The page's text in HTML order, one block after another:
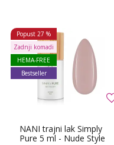
NANI trajni lak Simply
Pure 5 ml - Nude Style
Popust 27 %
Zadnji komadi
HEMA-FREE
Bestseller